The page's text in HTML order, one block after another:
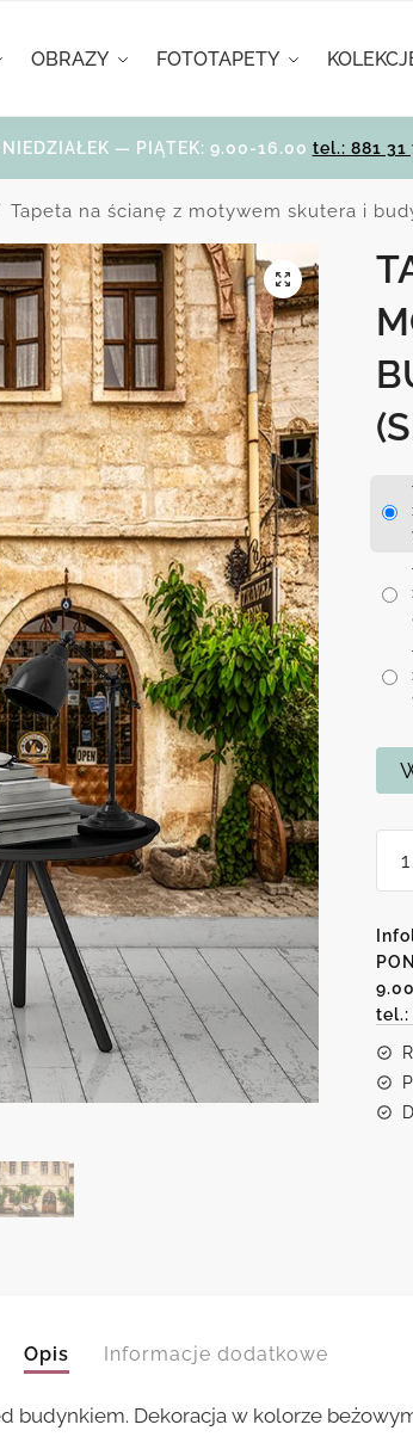
OBRAZY FOTOTAPETY
— PIĄTEK: 9.00-16.00 tel.: 881 31
Tapeta na ścianę z motywem skutera i
z
i
tel.:
Opis Informacje dodatkowe
budynkiem. Dekoracja w kolorze